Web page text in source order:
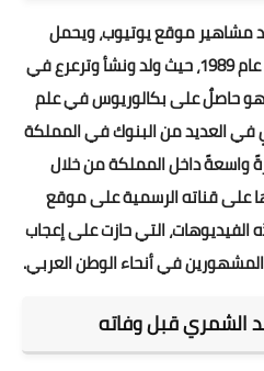
مشاهير موقع يوتيوب، ويحمل
الجنسية السعودية، من مواليد عام 1989، حيث ولد ونشأ وترعرع في
حاصلٌ على بكالوريوس في علم
العديد من البنوك في المملكة
واسعةً داخل المملكة من خلال
على قناته الرسمية على موقع
التي حازت على إعجاب
المشهورين في أنحاء الوطن العربي.
الشمري قبل وفاته